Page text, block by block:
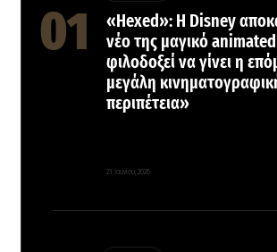
«Hexed»: Η Disney
νέο της μαγικό
φιλοδοξεί να γίνει η
μεγάλη
περιπέτεια»
23 Ιουνίου, 2026